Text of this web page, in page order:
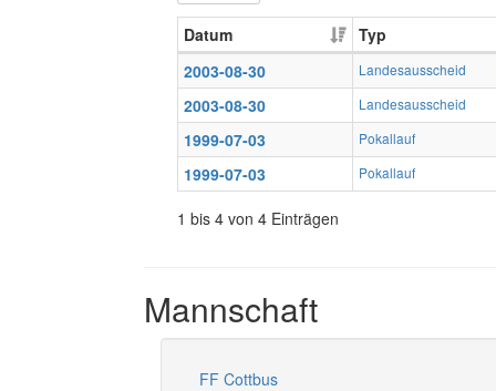
Datum
Typ
2003-08-30
Landesausscheid
2003-08-30 Landesausscheid
1999-07-03 Pokallauf
1999-07-03 Pokallauf
1 bis 4 von 4 Einträgen
Mannschaft
FF Cottbus